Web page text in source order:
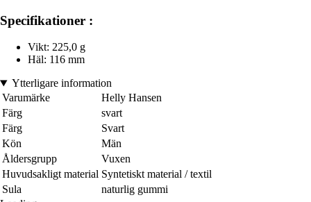
Specifikationer :
Vikt: 225,0 g
Häl: 116 mm
Ytterligare information
Varumärke
Helly Hansen
Färg
svart
Färg
Svart
Kön
Män
Åldersgrupp
Vuxen
Huvudsakligt material Syntetiskt material / textil
Sula
naturlig gummi